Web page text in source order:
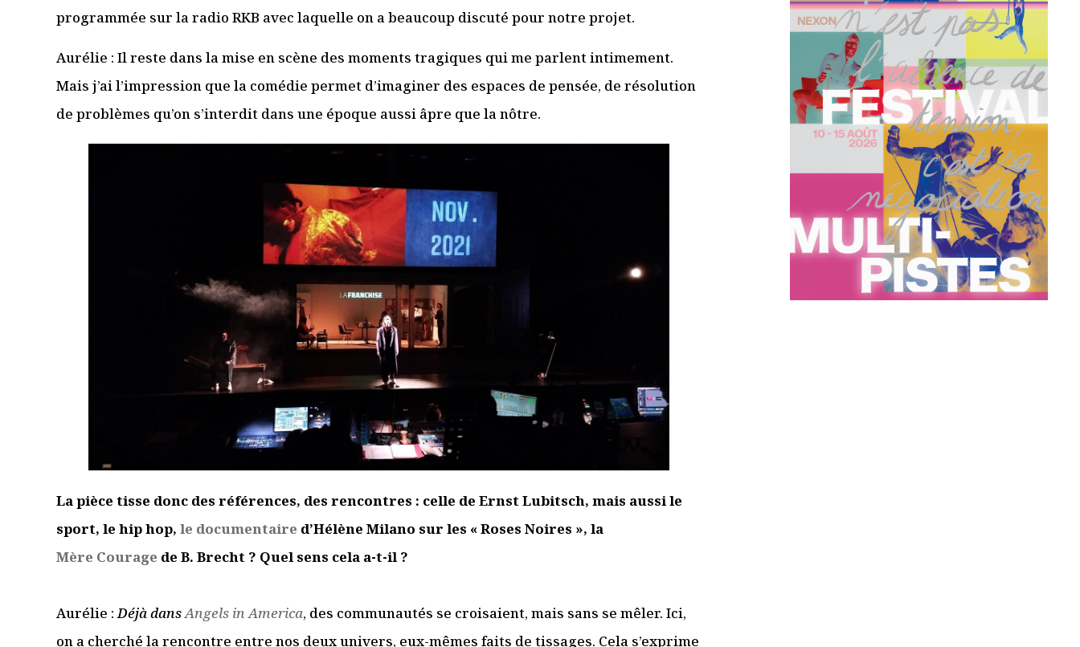
programmée sur la radio RKB avec laquelle on a beaucoup discuté pour notre projet.
Aurélie : Il reste dans la mise en scène des moments tragiques qui me parlent intimement.
Mais j’ai l’impression que la comédie permet d’imaginer des espaces de pensée, de résolution
de problèmes qu’on s’interdit dans une époque aussi âpre que la nôtre.
La pièce tisse donc des références, des rencontres : celle de Ernst Lubitsch, mais aussi le
sport, le hip hop, le documentaire d’Hélène Milano sur les « Roses Noires », la
Mère Courage de B. Brecht ? Quel sens cela a-t-il ?
Aurélie :Déjà dansAngels in America, des communautés se croisaient, mais sans se mêler. Ici,
on a cherché la rencontre entre nos deux univers, eux-mêmes faits de tissages. Cela s’exprime